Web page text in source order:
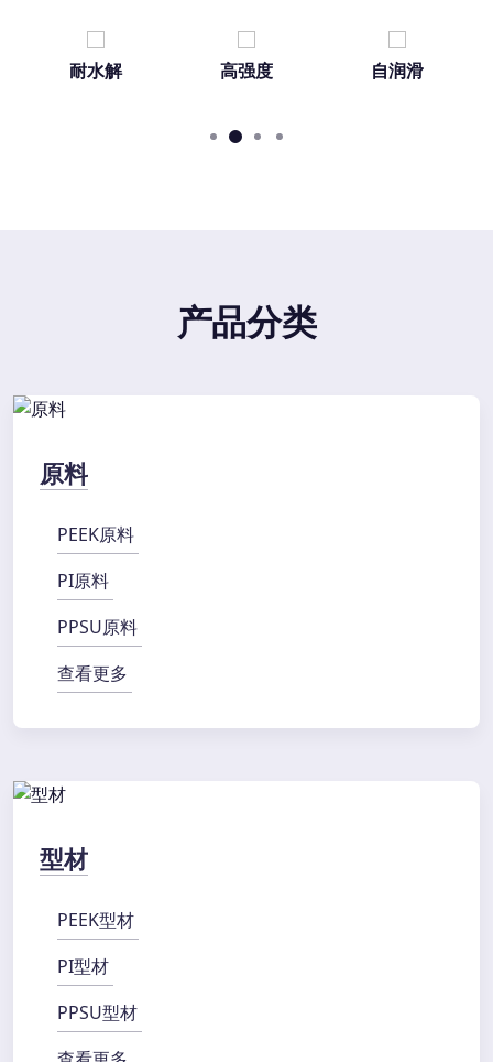
耐水解 高强度 自润滑
产品分类
原料
PEEK原料
PI原料
PPSU原料
查看更多
型材
PEEK型材
PI型材
PPSU型材